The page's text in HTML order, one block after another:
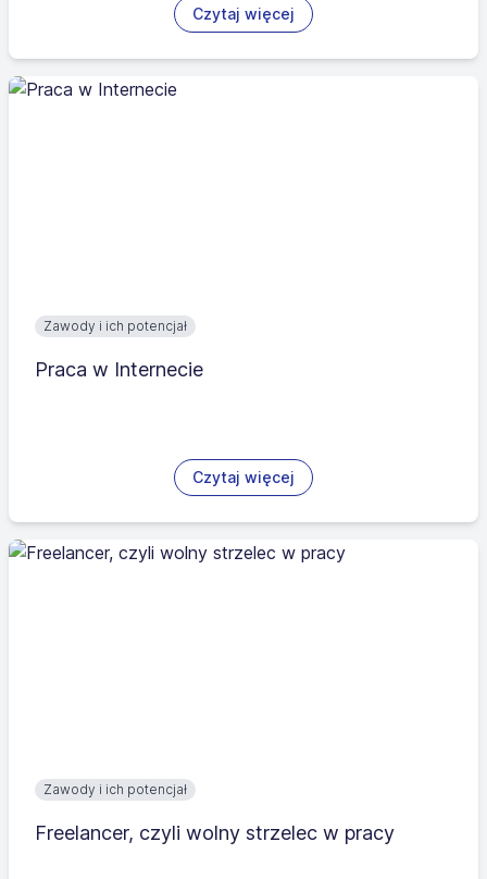
Czytaj więcej
Zawody i ich potencjał
Praca w Internecie
Czytaj więcej
Zawody i ich potencjał
Freelancer, czyli wolny strzelec w pracy